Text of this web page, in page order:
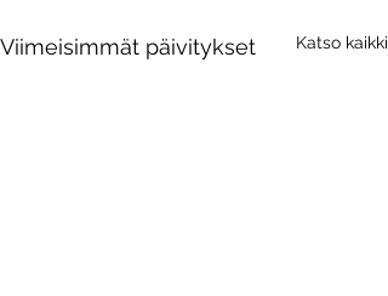
Viimeisimmät päivitykset Katso kaikki